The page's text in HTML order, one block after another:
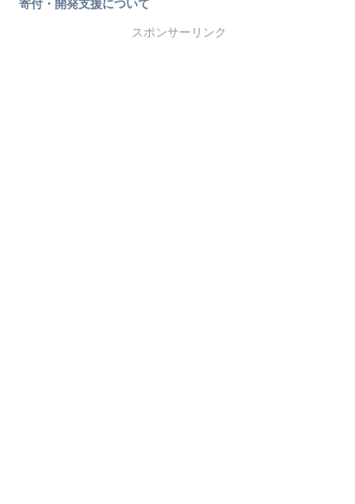
寄付・開発支援について
スポンサーリンク